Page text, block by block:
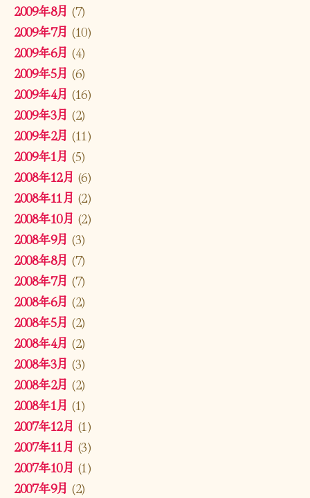
2009年8月 (7)
2009年7月 (10)
2009年6月 (4)
2009年5月 (6)
2009年4月 (16)
2009年3月 (2)
2009年2月 (11)
2009年1月 (5)
2008年12月 (6)
2008年11月 (2)
2008年10月 (2)
2008年9月 (3)
2008年8月 (7)
2008年7月 (7)
2008年6月 (2)
2008年5月 (2)
2008年4月 (2)
2008年3月 (3)
2008年2月 (2)
2008年1月 (1)
2007年12月 (1)
2007年11月 (3)
2007年10月 (1)
2007年9月 (2)